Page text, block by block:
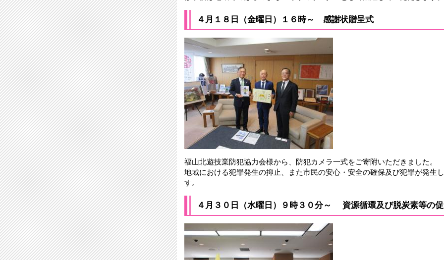
４月１８日（金曜日）１６時～ 感謝状贈呈式
福山北遊技業防犯協力会様から、防犯カメラ一式をご寄附いただきました。
地域における犯罪発生の抑止、また市民の安心・安全の確保及び犯罪が発生
す。
４月３０日（水曜日）９時３０分～ 資源循環及び脱炭素等の